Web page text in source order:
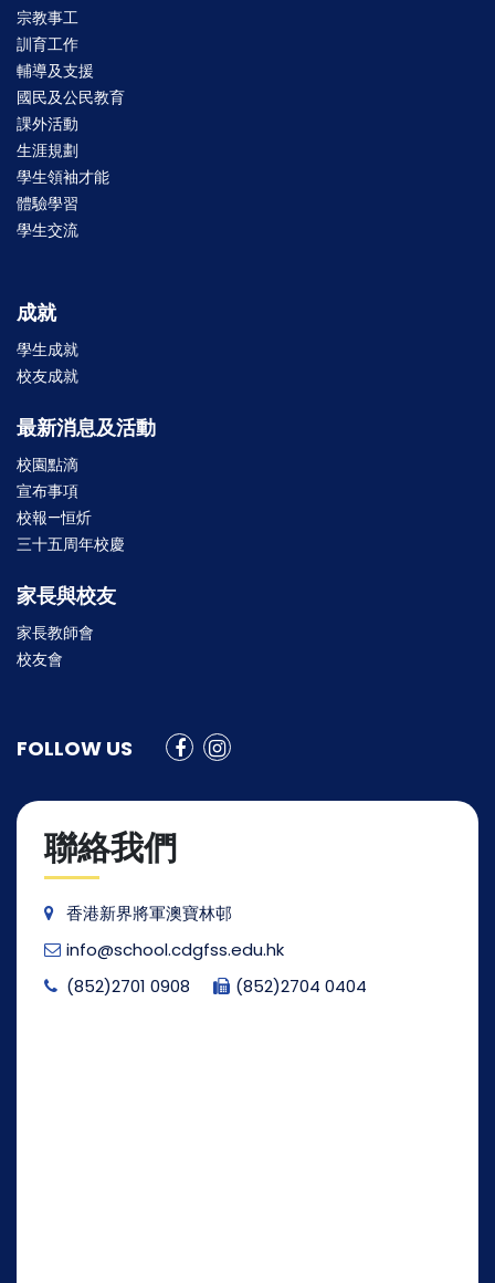
宗教事工
訓育工作
輔導及支援
國民及公民教育
課外活動
生涯規劃
學生領袖才能
體驗學習
學生交流
成就
學生成就
校友成就
最新消息及活動
校園點滴
宣布事項
校報—恒炘
三十五周年校慶
家長與校友
家長教師會
校友會
FOLLOW US
聯絡我們
香港新界將軍澳寶林邨
info@school.cdgfss.edu.hk
(852)2701 0908
(852)2704 0404